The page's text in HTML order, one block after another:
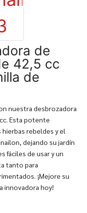
de
42,5 cc
de
nuestra desbrozadora
Esta potente
rebeldes y el
dejando su jardín
fáciles de usar y un
tanto para
¡Mejore su
innovadora hoy!